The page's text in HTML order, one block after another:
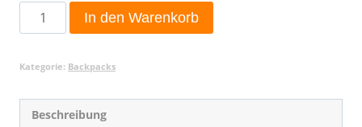
Midway
12L
Menge
In den Warenkorb
Kategorie: Backpacks
Beschreibung